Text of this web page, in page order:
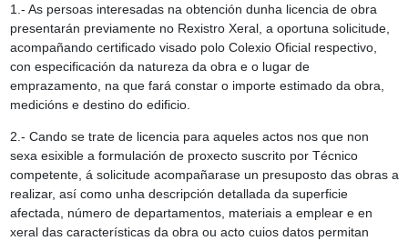
1.- As persoas interesadas na obtención dunha licencia de obra
presentarán previamente no Rexistro Xeral, a oportuna solicitude,
acompañando certificado visado polo Colexio Oficial respectivo,
con especificación da natureza da obra e o lugar de
emprazamento, na que fará constar o importe estimado da obra,
medicións e destino do edificio.
2.- Cando se trate de licencia para aqueles actos nos que non
sexa esixible a formulación de proxecto suscrito por Técnico
competente, á solicitude acompañarase un presuposto das obras a
realizar, así como unha descripción detallada da superficie
afectada, número de departamentos, materiais a emplear e en
xeral das características da obra ou acto cuios datos permitan